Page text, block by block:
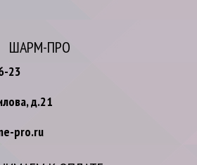
ШАРМ-ПРО
23
д.21
pro.ru